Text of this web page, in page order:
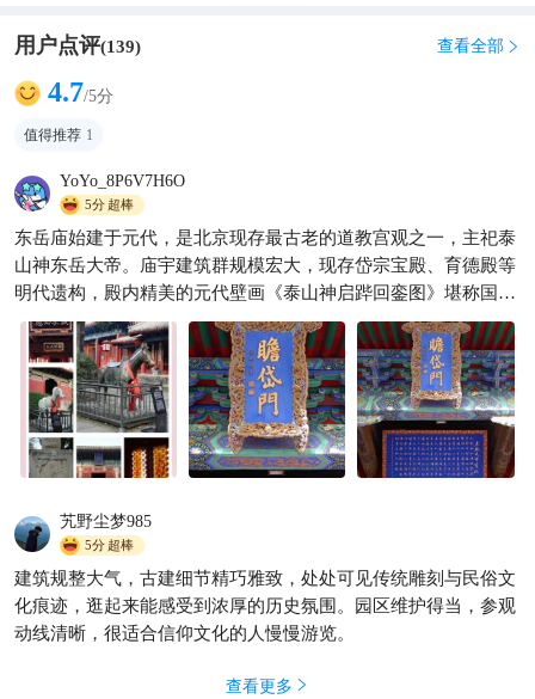
临汾不止能上西天👼🏻还能够
下D狱😈
劍與玫瑰 453
用户点评(139) 查看全部 
4.7/5分
值得推荐 1
YoYo_8P6V7H6O
5分超棒
东岳庙始建于元代，是北京现存最古老的道教宫观之一，主祀泰
山神东岳大帝。庙宇建筑群规模宏大，现存岱宗宝殿、育德殿等
明代遗构，殿内精美的元代壁画《泰山神启跸回銮图》堪称国宝
级文物。中轴线布局严谨，朱墙碧瓦间保留着80余块历代碑刻，
尤以赵孟頫书法碑最为珍贵。每年农历三月廿八的东岳庙会延续
数百年传统，现为北京民俗文化重要载体，其道教音乐更入选国
家级非遗。
艽野尘梦985
5分超棒
建筑规整大气，古建细节精巧雅致，处处可见传统雕刻与民俗文
化痕迹，逛起来能感受到浓厚的历史氛围。园区维护得当，参观
动线清晰，很适合信仰文化的人慢慢游览。
查看更多 